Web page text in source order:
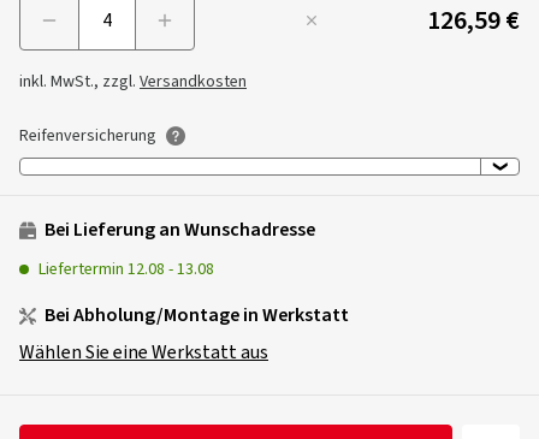
126,59 €
inkl. MwSt., zzgl. Versandkosten
Reifenversicherung
Bei Lieferung an Wunschadresse
Liefertermin 12.08 -13.08
Bei Abholung/Montage in Werkstatt
Wählen Sie eine Werkstatt aus